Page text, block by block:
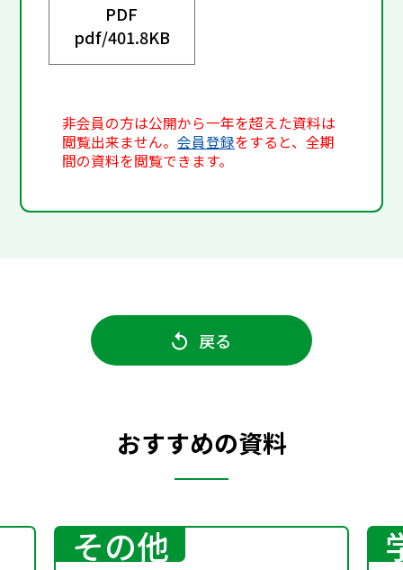
PDF
pdf/401.8KB
非会員の方は公開から一年を超えた資料は
閲覧出来ません。会員登録をすると、全期
間の資料を閲覧できます。
戻る
おすすめの資料
その他